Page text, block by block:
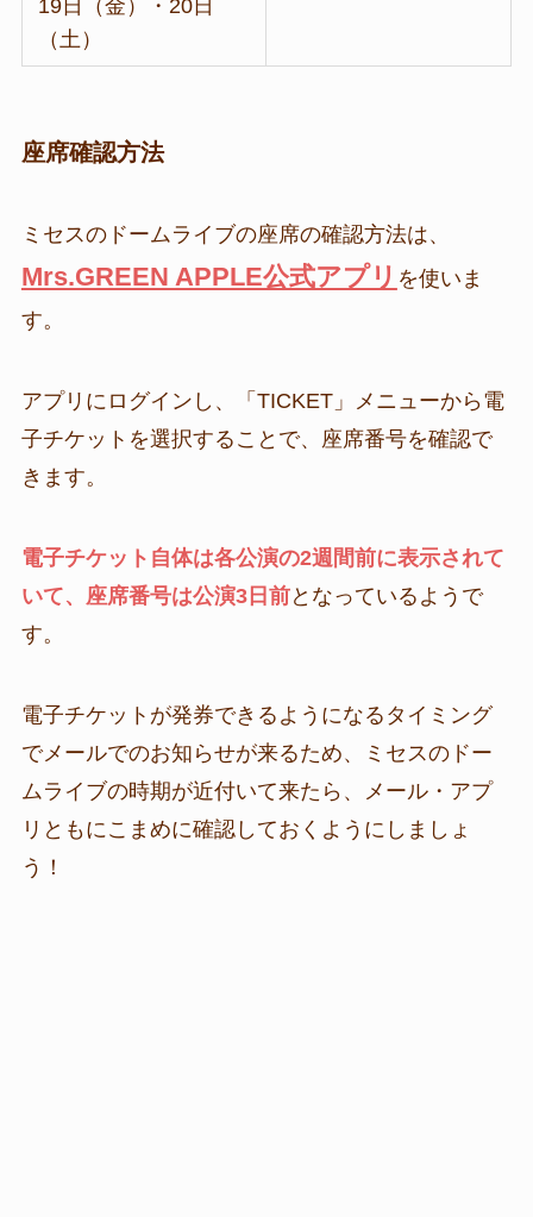
19日（金）・20日
（土）
座席確認方法
ミセスのドームライブの座席の確認方法は、
Mrs.GREEN APPLE公式アプリ を使いま
す。
アプリにログインし、「TICKET」メニューから電
子チケットを選択することで、座席番号を確認で
きます。
電子チケット自体は各公演の2週間前に表示されて
いて、座席番号は公演3日前となっているようで
す。
電子チケットが発券できるようになるタイミング
でメールでのお知らせが来るため、ミセスのドー
ムライブの時期が近付いて来たら、メール・アプ
リともにこまめに確認しておくようにしましょ
う！